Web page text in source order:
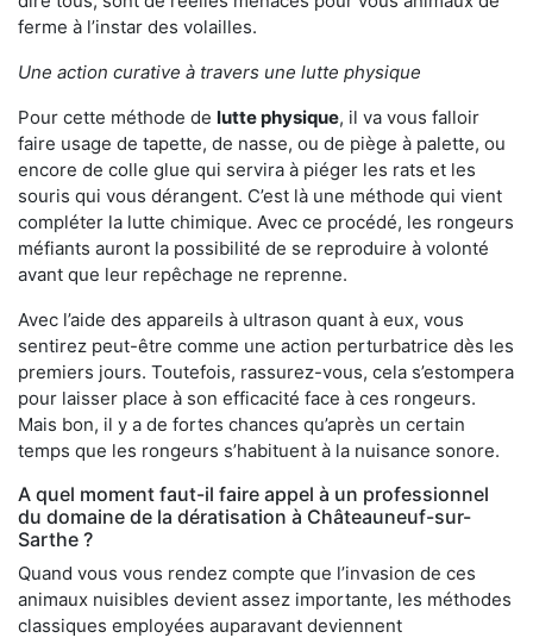
ferme à l’instar des volailles.
Une action curative à travers une lutte physique
Pour cette méthode de lutte physique, il va vous falloir
faire usage de tapette, de nasse, ou de piège à palette, ou
encore de colle glue qui servira à piéger les rats et les
souris qui vous dérangent. C’est là une méthode qui vient
compléter la lutte chimique. Avec ce procédé, les rongeurs
méfiants auront la possibilité de se reproduire à volonté
avant que leur repêchage ne reprenne.
Avec l’aide des appareils à ultrason quant à eux, vous
sentirez peut-être comme une action perturbatrice dès les
premiers jours. Toutefois, rassurez-vous, cela s’estompera
pour laisser place à son efficacité face à ces rongeurs.
Mais bon, il y a de fortes chances qu’après un certain
temps que les rongeurs s’habituent à la nuisance sonore.
A quel moment faut-il faire appel à un professionnel
du domaine de la dératisation à Châteauneuf-sur-
Sarthe ?
Quand vous vous rendez compte que l’invasion de ces
animaux nuisibles devient assez importante, les méthodes
classiques employées auparavant deviennent